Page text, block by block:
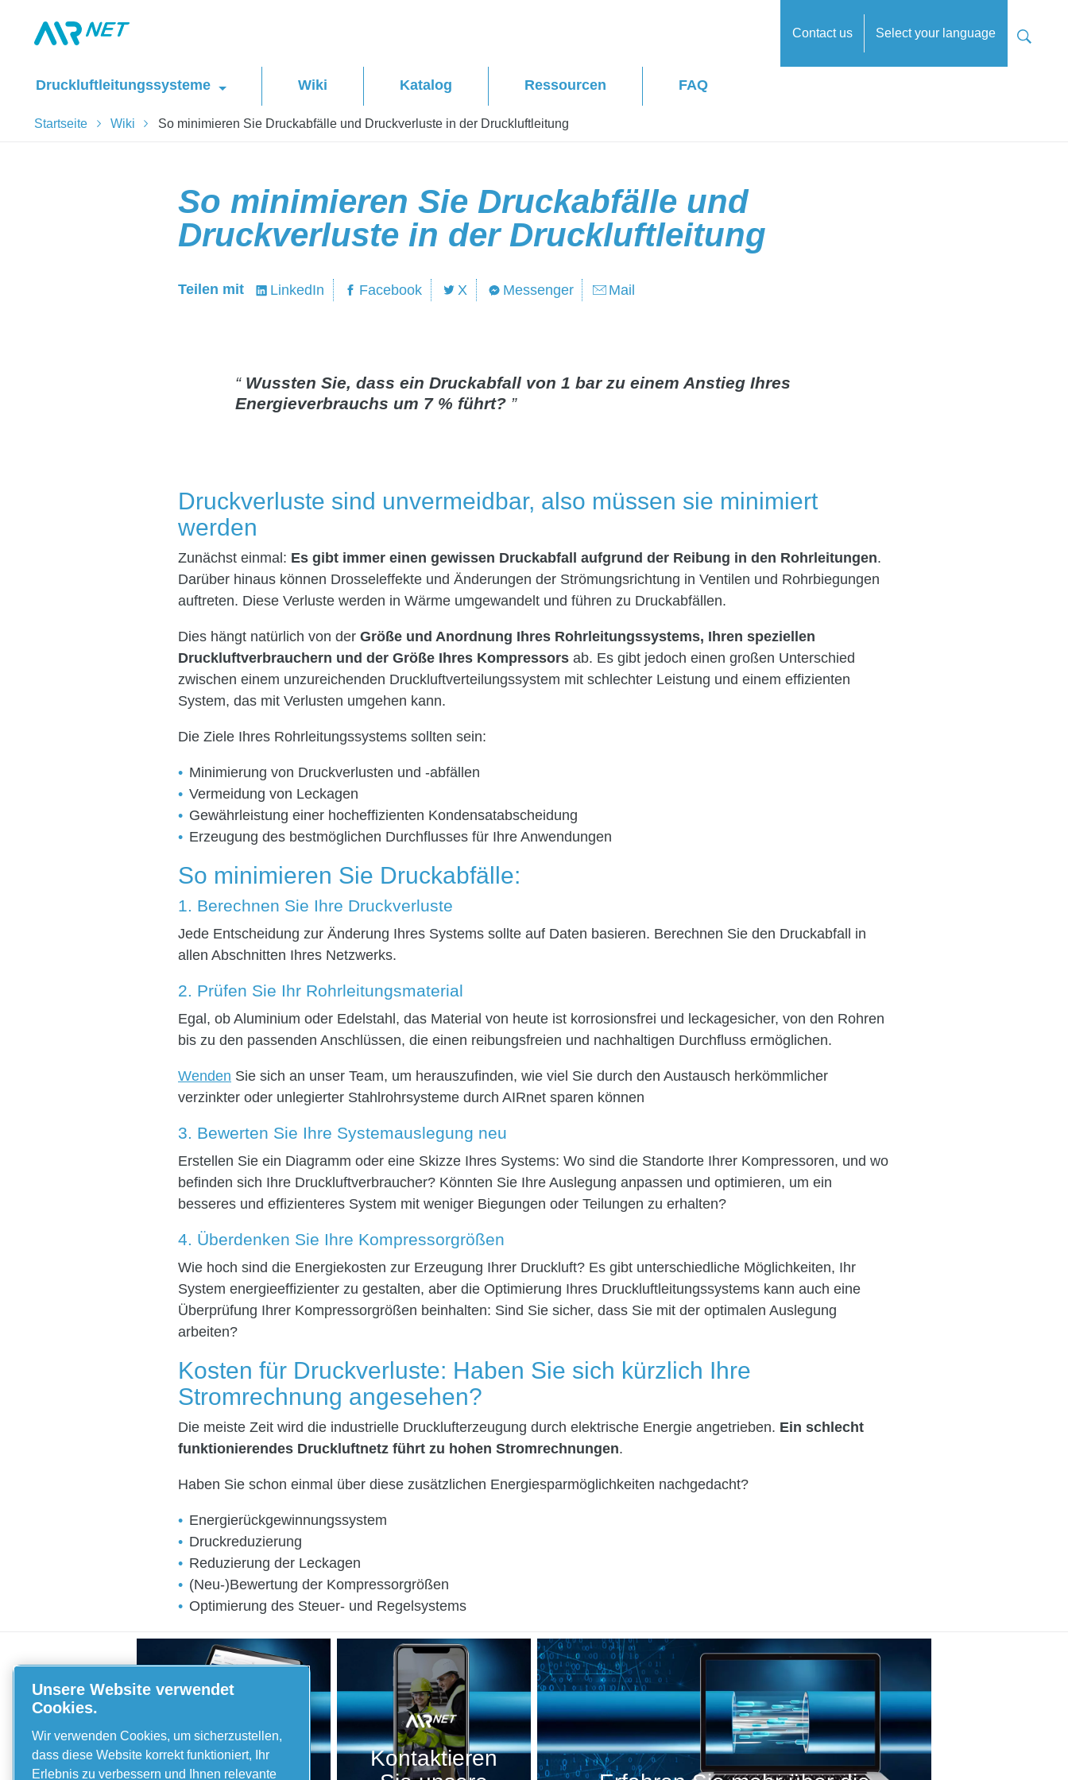
Contact us Select your language
Druckluftleitungssysteme Wiki Katalog Ressourcen FAQ
Startseite Wiki So minimieren Sie Druckabfälle und Druckverluste in der Druckluftleitung
So minimieren Sie Druckabfälle und
Druckverluste in der Druckluftleitung
Teilen mit LinkedIn Facebook X Messenger Mail
Wussten Sie, dass ein Druckabfall von 1 bar zu einem Anstieg Ihres
Energieverbrauchs um 7 % führt?
Druckverluste sind unvermeidbar, also müssen sie minimiert
werden
Zunächst einmal: Es gibt immer einen gewissen Druckabfall aufgrund der Reibung in den Rohrleitungen.
Darüber hinaus können Drosseleffekte und Änderungen der Strömungsrichtung in Ventilen und Rohrbiegungen
auftreten. Diese Verluste werden in Wärme umgewandelt und führen zu Druckabfällen.
Dies hängt natürlich von der Größe und Anordnung Ihres Rohrleitungssystems, Ihren speziellen
Druckluftverbrauchern und der Größe Ihres Kompressors ab. Es gibt jedoch einen großen Unterschied
zwischen einem unzureichenden Druckluftverteilungssystem mit schlechter Leistung und einem effizienten
System, das mit Verlusten umgehen kann.
Die Ziele Ihres Rohrleitungssystems sollten sein:
Minimierung von Druckverlusten und -abfällen
Vermeidung von Leckagen
Gewährleistung einer hocheffizienten Kondensatabscheidung
Erzeugung des bestmöglichen Durchflusses für Ihre Anwendungen
So minimieren Sie Druckabfälle:
1. Berechnen Sie Ihre Druckverluste
Jede Entscheidung zur Änderung Ihres Systems sollte auf Daten basieren. Berechnen Sie den Druckabfall in
allen Abschnitten Ihres Netzwerks.
2. Prüfen Sie Ihr Rohrleitungsmaterial
Egal, ob Aluminium oder Edelstahl, das Material von heute ist korrosionsfrei und leckagesicher, von den Rohren
bis zu den passenden Anschlüssen, die einen reibungsfreien und nachhaltigen Durchfluss ermöglichen.
Wenden Sie sich an unser Team, um herauszufinden, wie viel Sie durch den Austausch herkömmlicher
verzinkter oder unlegierter Stahlrohrsysteme durch AIRnet sparen können
3. Bewerten Sie Ihre Systemauslegung neu
Erstellen Sie ein Diagramm oder eine Skizze Ihres Systems: Wo sind die Standorte Ihrer Kompressoren, und wo
befinden sich Ihre Druckluftverbraucher? Könnten Sie Ihre Auslegung anpassen und optimieren, um ein
besseres und effizienteres System mit weniger Biegungen oder Teilungen zu erhalten?
4. Überdenken Sie Ihre Kompressorgrößen
Wie hoch sind die Energiekosten zur Erzeugung Ihrer Druckluft? Es gibt unterschiedliche Möglichkeiten, Ihr
System energieeffizienter zu gestalten, aber die Optimierung Ihres Druckluftleitungssystems kann auch eine
Überprüfung Ihrer Kompressorgrößen beinhalten: Sind Sie sicher, dass Sie mit der optimalen Auslegung
arbeiten?
Kosten für Druckverluste: Haben Sie sich kürzlich Ihre
Stromrechnung angesehen?
Die meiste Zeit wird die industrielle Drucklufterzeugung durch elektrische Energie angetrieben. Ein schlecht
funktionierendes Druckluftnetz führt zu hohen Stromrechnungen.
Haben Sie schon einmal über diese zusätzlichen Energiesparmöglichkeiten nachgedacht?
Energierückgewinnungssystem
Druckreduzierung
Reduzierung der Leckagen
(Neu-)Bewertung der Kompressorgrößen
Optimierung des Steuer- und Regelsystems
die von Ihnen
benötigten
Kontaktieren
Unsere Website verwendet
Cookies.
Wir verwenden Cookies, um sicherzustellen,
dass diese Website korrekt funktioniert, Ihr
Erlebnis zu verbessern und Ihnen relevante